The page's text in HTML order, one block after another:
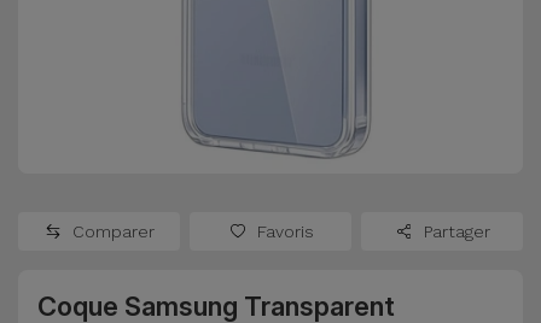
Reconditionnés
Consoles de
Batteries
Comparer Favoris Partager
Coque Samsung Transparent